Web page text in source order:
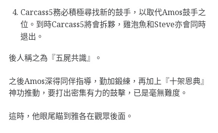
Carcass5務必積極尋找新的鼓手，以取代Amos鼓手之
位。到時Carcass5將會拆夥，雞泡魚和Steve亦會同時
退出。
後人稱之為『五屍共識』。
之後Amos深得同伴指導，勤加鍛練，再加上『十架恩典』
神功推動，要打出密集有力的鼓擊，已是毫無難度。
這時，他眼尾瞄到雅各在觀眾後面。